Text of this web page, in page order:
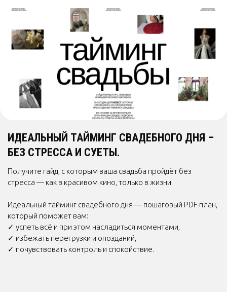
ИДЕАЛЬНЫЙ ТАЙМИНГ СВАДЕБНОГО ДНЯ –
БЕЗ СТРЕССА И СУЕТЫ.
Получите гайд, с которым ваша свадьба пройдёт без
стресса — как в красивом кино, только в жизни.
Идеальный тайминг свадебного дня — пошаговый PDF-план,
который поможет вам:
✓ успеть всё и при этом насладиться моментами,
✓ избежать перегрузки и опозданий,
✓ почувствовать контроль и спокойствие.